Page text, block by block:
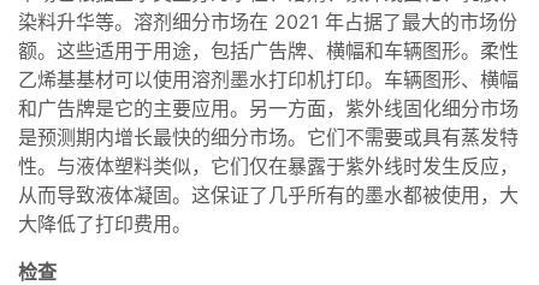
染料升华等。溶剂细分市场在 2021 年占据了最大的市场份
额。这些适用于用途，包括广告牌、横幅和车辆图形。柔性
乙烯基基材可以使用溶剂墨水打印机打印。车辆图形、横幅
和广告牌是它的主要应用。另一方面，紫外线固化细分市场
是预测期内增长最快的细分市场。它们不需要或具有蒸发特
性。与液体塑料类似，它们仅在暴露于紫外线时发生反应，
从而导致液体凝固。这保证了几乎所有的墨水都被使用，大
大降低了打印费用。
检查